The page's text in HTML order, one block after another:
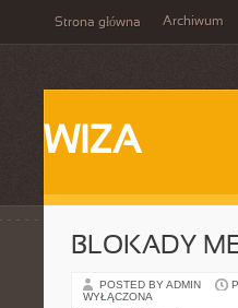
Strona główna Archiwum
WIZA
BLOKADY
POSTED BY ADMIN
WYŁĄCZONA